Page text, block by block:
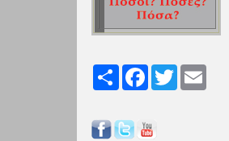
Share FacebookTwitter